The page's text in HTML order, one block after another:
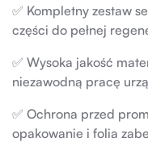
✅ Kompletny zestaw
części do pełnej
✅ Wysoka jakość
niezawodną pracę
✅ Ochrona przed
opakowanie i folia